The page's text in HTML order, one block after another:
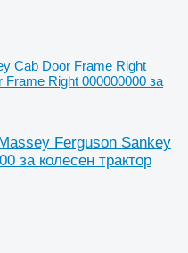
Cab Door Frame Right
Right 000000000 за
Ferguson Sankey
за колесен трактор